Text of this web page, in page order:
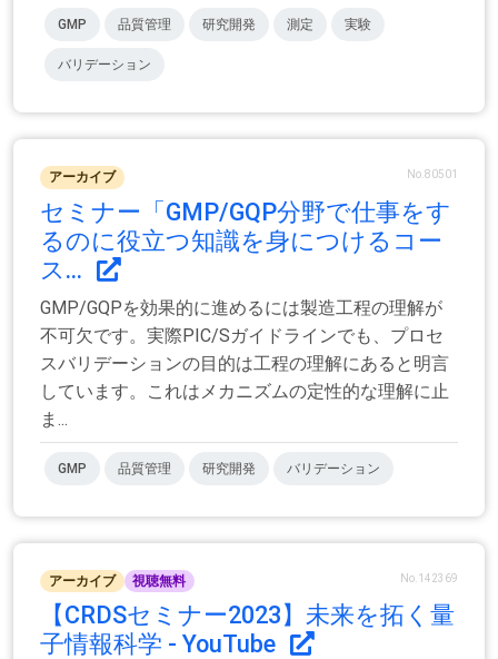
GMP 品質管理 研究開発 測定 実験
バリデーション
アーカイブ No.80501
セミナー「GMP/GQP分野で仕事をす
るのに役立つ知識を身につけるコー
ス...
GMP/GQPを効果的に進めるには製造工程の理解が
不可欠です。実際PIC/Sガイドラインでも、プロセ
スバリデーションの目的は工程の理解にあると明言
しています。これはメカニズムの定性的な理解に止
ま...
GMP 品質管理 研究開発 バリデーション
アーカイブ 視聴無料 No.142369
【CRDSセミナー2023】未来を拓く量
子情報科学 - YouTube